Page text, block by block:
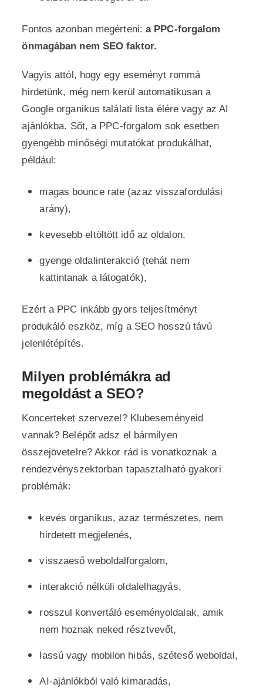
Fontos azonban megérteni:a PPC-forgalom
önmagában nem SEO faktor.
Vagyis attól, hogy egy eseményt rommá
hirdetünk, még nem kerül automatikusan a
Google organikus találati lista élére vagy az AI
ajánlókba. Sőt, a PPC-forgalom sok esetben
gyengébb minőségi mutatókat produkálhat,
például:
magas bounce rate (azaz visszafordulási
arány),
kevesebb eltöltött idő az oldalon,
gyenge oldalinterakció (tehát nem
kattintanak a látogatók),
Ezért a PPC inkább gyors teljesítményt
produkáló eszköz, míg a SEO hosszú távú
jelenlétépítés.
Milyen problémákra ad
megoldást a SEO?
Koncerteket szervezel? Klubeseményeid
vannak? Belépőt adsz el bármilyen
összejövetelre? Akkor rád is vonatkoznak a
rendezvényszektorban tapasztalható gyakori
problémák:
kevés organikus, azaz természetes, nem
hirdetett megjelenés,
visszaeső weboldalforgalom,
interakció nélküli oldalelhagyás,
rosszul konvertáló eseményoldalak, amik
nem hoznak neked résztvevőt,
lassú vagy mobilon hibás, széteső weboldal,
AI-ajánlókból való kimaradás,